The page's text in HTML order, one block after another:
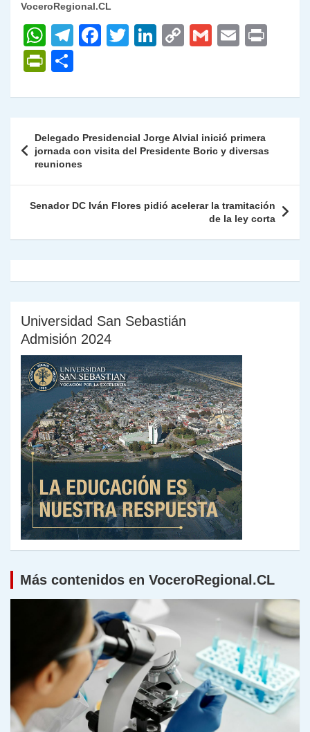
VoceroRegional.CL
W
h
at
s
p
p
T
gr
m
F
e
o
k
T
er
Li
e
n
C
y
n
G
l
E
l
P
nt
Fr
ie
n
dl
y
m
p
ar
tir
de
entradas
Delegado Presidencial Jorge Alvial inició primera
jornada con visita del Presidente Boric y diversas
reuniones
Senador DC Iván Flores pidió acelerar la tramitación
de la ley corta
Universidad San Sebastián
Admisión 2024
Más contenidos en VoceroRegional.CL